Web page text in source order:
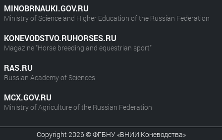
MINOBRNAUKI.GOV.RU
Ministry of Science and Higher Education of the Russian Federation
KONEVODSTVO.RUHORSES.RU
Magazine "Horse breeding and equestrian sport"
RAS.RU
Russian Academy of Sciences
MCX.GOV.RU
Ministry of Agriculture of the Russian Federation
Copyright 2026 © ФГБНУ «ВНИИ Коневодства»